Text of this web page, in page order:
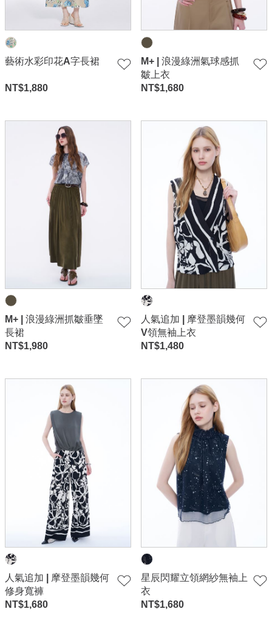
藝術水彩印花A字長裙
NT$1,880
M+ | 浪漫綠洲氣球感抓
皺上衣
NT$1,680
M+ | 浪漫綠洲抓皺垂墜
長裙
NT$1,980
人氣追加 | 摩登墨韻幾何
V領無袖上衣
NT$1,480
人氣追加 | 摩登墨韻幾何
修身寬褲
NT$1,680
星辰閃耀立領網紗無袖上
衣
NT$1,680